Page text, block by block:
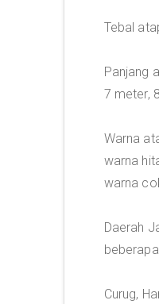
Tebal
Panjang
7 meter,
Warna
warna
warna
Daerah
Curug,